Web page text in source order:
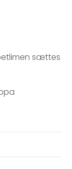
sættes